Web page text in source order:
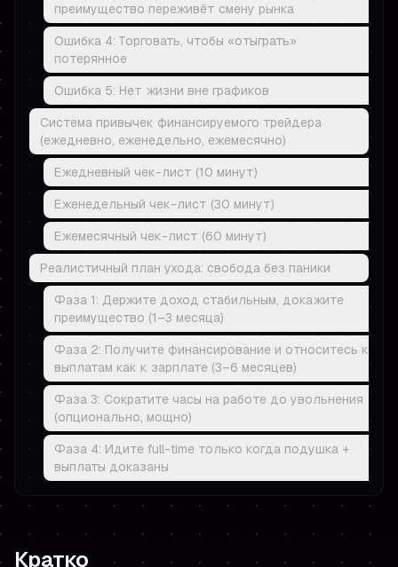
преимущество переживёт смену рынка
Ошибка 4: Торговать, чтобы «отыграть»
потерянное
Ошибка 5: Нет жизни вне графиков
Система привычек финансируемого трейдера
(ежедневно, еженедельно, ежемесячно)
Ежедневный чек-лист (10 минут)
Еженедельный чек-лист (30 минут)
Ежемесячный чек-лист (60 минут)
Реалистичный план ухода: свобода без паники
Фаза 1: Держите доход стабильным, докажите
преимущество (1–3 месяца)
Фаза 2: Получите финансирование и относитесь к
выплатам как к зарплате (3–6 месяцев)
Фаза 3: Сократите часы на работе до увольнения
(опционально, мощно)
Фаза 4: Идите full-time только когда подушка +
выплаты доказаны
Кратко